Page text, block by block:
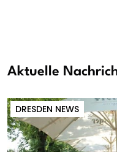
Aktuelle
DRESDEN NEWS